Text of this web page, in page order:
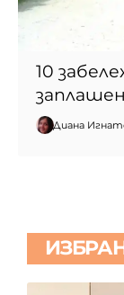
10
Диана